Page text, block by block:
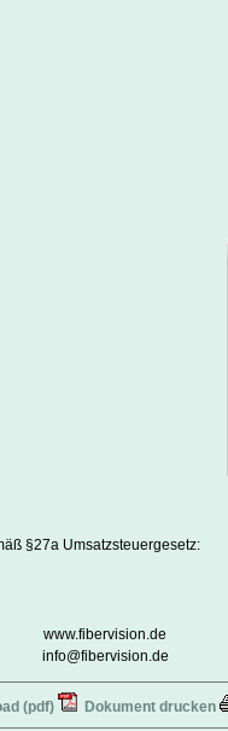
§27a Umsatzsteuergesetz:
www.fibervision.de
info@fibervision.de
(pdf) Dokument drucken